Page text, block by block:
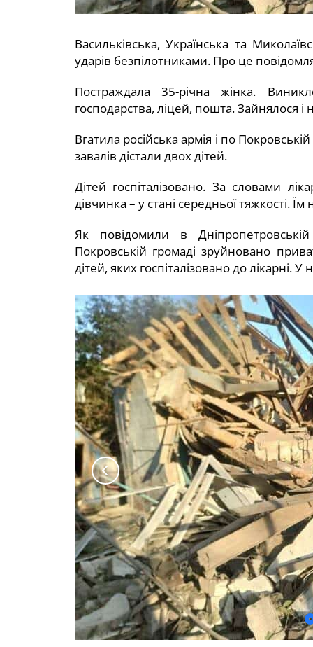
Васильківська, Українська та
ударів безпілотниками. Про це
Постраждала 35-річна жінка.
господарства, ліцей, пошта. Зайнялося
Вгатила російська армія і по
завалів дістали двох дітей.
Дітей госпіталізовано. За словами
дівчинка – у стані середньої тяжкості.
Як повідомили в
Покровській громаді зруйновано
дітей, яких госпіталізовано до лікарні.